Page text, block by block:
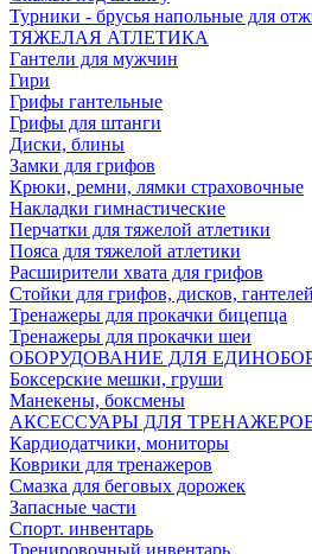
Турники - брусья напольные для
ТЯЖЕЛАЯ АТЛЕТИКА
Гантели для мужчин
Гири
Грифы гантельные
Грифы для штанги
Диски, блины
Замки для грифов
Крюки, ремни, лямки страховочные
Накладки гимнастические
Перчатки для тяжелой атлетики
Пояса для тяжелой атлетики
Расширители хвата для грифов
Стойки для грифов, дисков, гантелей
Тренажеры для прокачки бицепца
Тренажеры для прокачки шеи
ОБОРУДОВАНИЕ ДЛЯ
Боксерские мешки, груши
Манекены, боксмены
АКСЕССУАРЫ ДЛЯ
Кардиодатчики, мониторы
Коврики для тренажеров
Смазка для беговых дорожек
Запасные части
Спорт. инвентарь
Тренировочный инвентарь